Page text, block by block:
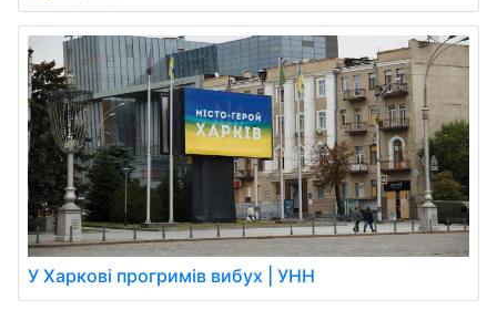
У Харкові прогримів вибух | УНН